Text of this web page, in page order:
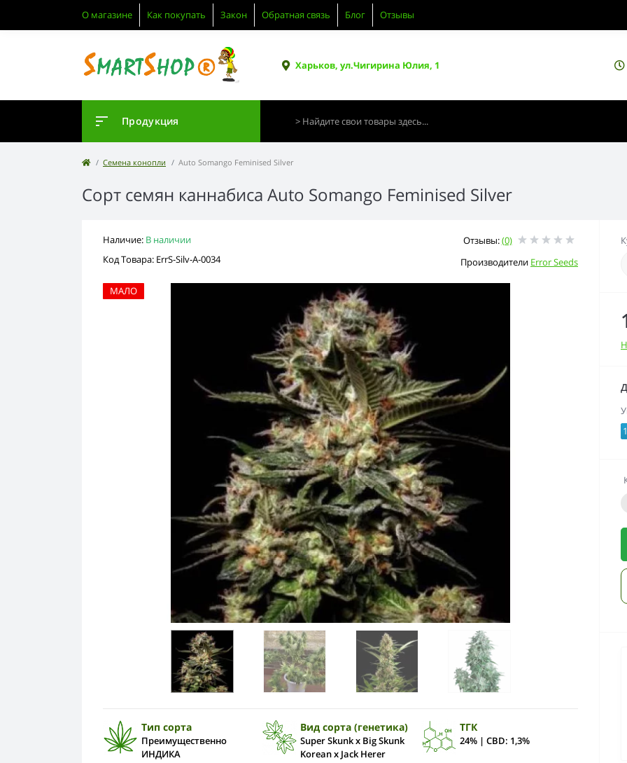
О магазине Как покупать Закон Обратная связь Блог Отзывы
Харьков, ул.Чигирина Юлия, 1
Продукция
Семена конопли Auto Somango Feminised Silver
Сорт семян каннабиса Auto Somango Feminised Silver
Наличие: В наличии
Код Товара: ErrS-Silv-A-0034
Отзывы:(0)
Производители Error Seeds
МАЛО
Тип сорта
Преимущественно
ИНДИКА
Вид сорта (генетика)
Super Skunk x Big Skunk
Korean x Jack Herer
ТГК
24% | CBD: 1,3%